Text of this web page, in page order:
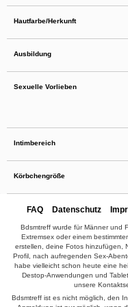
Hautfarbe/Herkunft
Ausbildung
Sexuelle Vorlieben
Intimbereich
Körbchengröße
FAQ Datenschutz
Bdsmtreff wurde für Männer und
Extremsex oder einem
erstellen, deine Fotos hinzufügen,
Profil, nach aufregenden Sex-
habe vielleicht schon heute eine
Destop-Anwendungen und
unsere
Bdsmtreff ist es nicht möglich, den